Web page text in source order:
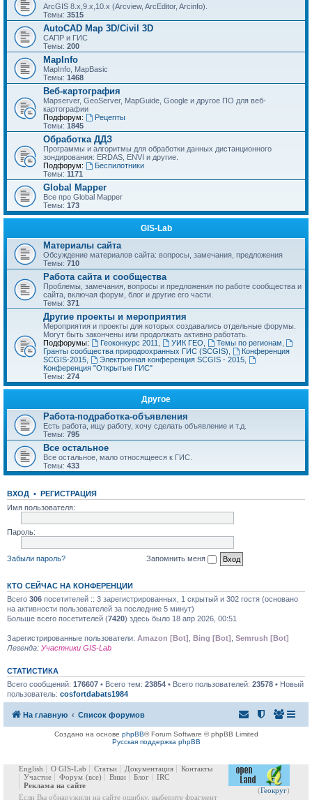
ArcGIS 8.x,9.x,10.x (Arcview, ArcEditor, Arcinfo).
Темы: 3515
AutoCAD Map 3D/Civil 3D
САПР и ГИС
Темы: 200
MapInfo
MapInfo, MapBasic
Темы: 1468
Веб-картография
Mapserver, GeoServer, MapGuide, Google и другое ПО для веб-
картографии
Подфорум:
Рецепты
Темы: 1845
Обработка ДДЗ
Программы и алгоритмы для обработки данных дистанционного
зондирования: ERDAS, ENVI и другие.
Подфорум:
Беспилотники
Темы: 1171
Global Mapper
Все про Global Mapper
Темы: 173
GIS-Lab
Материалы сайта
Обсуждение материалов сайта: вопросы, замечания, предложения
Темы: 710
Работа сайта и сообщества
Проблемы, замечания, вопросы и предложения по работе сообщества и
сайта, включая форум, блог и другие его части.
Темы: 371
Другие проекты и мероприятия
Мероприятия и проекты для которых создавались отдельные форумы.
Могут быть закончены или продолжать активно работать.
Подфорумы:
Геоконкурс 2011 УИК ГЕО Темы по регионам
Гранты сообщества природоохранных ГИС (SCGIS)
Конференция
SCGIS-2015
Электронная конференция SCGIS - 2015,
Конференция "Открытые ГИС"
Темы: 274
Другое
Работа-подработка-объявления
Есть работа, ищу работу, хочу сделать объявление и т.д.
Темы: 795
Все остальное
Все остальное, мало относящееся к ГИС.
Темы: 433
ВХОД • РЕГИСТРАЦИЯ
Имя пользователя:
Пароль:
Забыли пароль? Запомнить меня
КТО СЕЙЧАС НА КОНФЕРЕНЦИИ
Всего 306 посетителей :: 3 зарегистрированных, 1 скрытый и 302 гостя (основано
на активности пользователей за последние 5 минут)
Больше всего посетителей (7420) здесь было 18 апр 2026, 00:51
Зарегистрированные пользователи: Amazon [Bot] Bing [Bot] Semrush [Bot]
Легенда: Участники GIS-Lab
СТАТИСТИКА
Всего сообщений: 176607 • Всего тем: 23854 • Всего пользователей: 23578 • Новый
пользователь: cosfortdabats1984
На главную Список форумов
Создано на основе phpBB® Forum Software © phpBB Limited
Русская поддержка phpBB
(Геокруг)
English О GIS-Lab Статьи Документация
Контакты
Участие
Форум (все) Вики Блог
IRC
Реклама на сайте
Если Вы обнаружили на сайте ошибку, выберите фрагмент